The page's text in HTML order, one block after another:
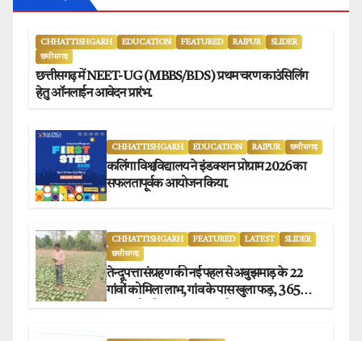
CHHATTISHGARH EDUCATION FEATURED RAIPUR
SLIDER
छत्तीसगढ़
छत्तीसगढ़ में NEET-UG (MBBS/BDS) प्रथम चरण काउंसिलिंग
हेतु ऑनलाईन आवेदन प्रारंभ.
CHHATTISHGARH EDUCATION RAIPUR छत्तीसगढ़
कलिंगा विश्वविद्यालय ने इंडक्शन प्रोग्राम 2026 का
सफलतापूर्वक आयोजन किया.
CHHATTISHGARH FEATURED LATEST
SLIDER
छत्तीसगढ़
तेन्दूपत्ता संग्रहण की नई पहल से अबुझमाड़ के 22
गांवों को मिला लाभ, गांव के पास खुला फड़, 365